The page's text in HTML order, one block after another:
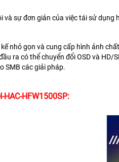
và sự đơn giản của việc tái sử dụng
nhỏ gọn và cung cấp hình ảnh
ra có thể chuyển đổi OSD và
SMB các giải pháp.
HAC-HFW1500SP: